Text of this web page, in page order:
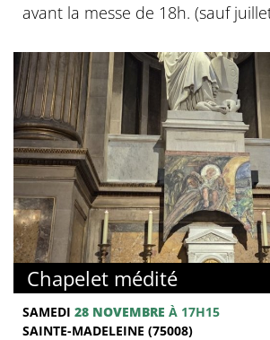
avant la messe de 18h. (sauf
Chapelet médité
SAMEDI 28 NOVEMBRE À 17H15
SAINTE-MADELEINE (75008)